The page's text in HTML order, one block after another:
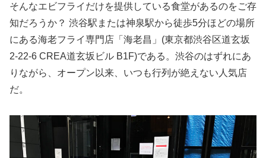
そんなエビフライだけを提供している食堂があるのをご存
知だろうか？ 渋谷駅または神泉駅から徒歩5分ほどの場所
にある海老フライ専門店「海老昌」(東京都渋谷区道玄坂
2-22-6 CREA道玄坂ビル B1F)である。渋谷のはずれにあ
りながら、オープン以来、いつも行列が絶えない人気店
だ。